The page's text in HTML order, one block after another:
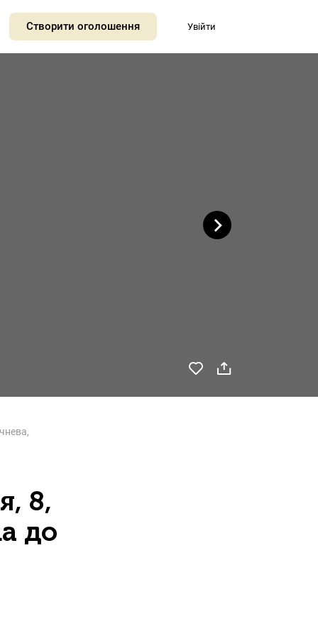
Створити оголошення Увійти
8,
до